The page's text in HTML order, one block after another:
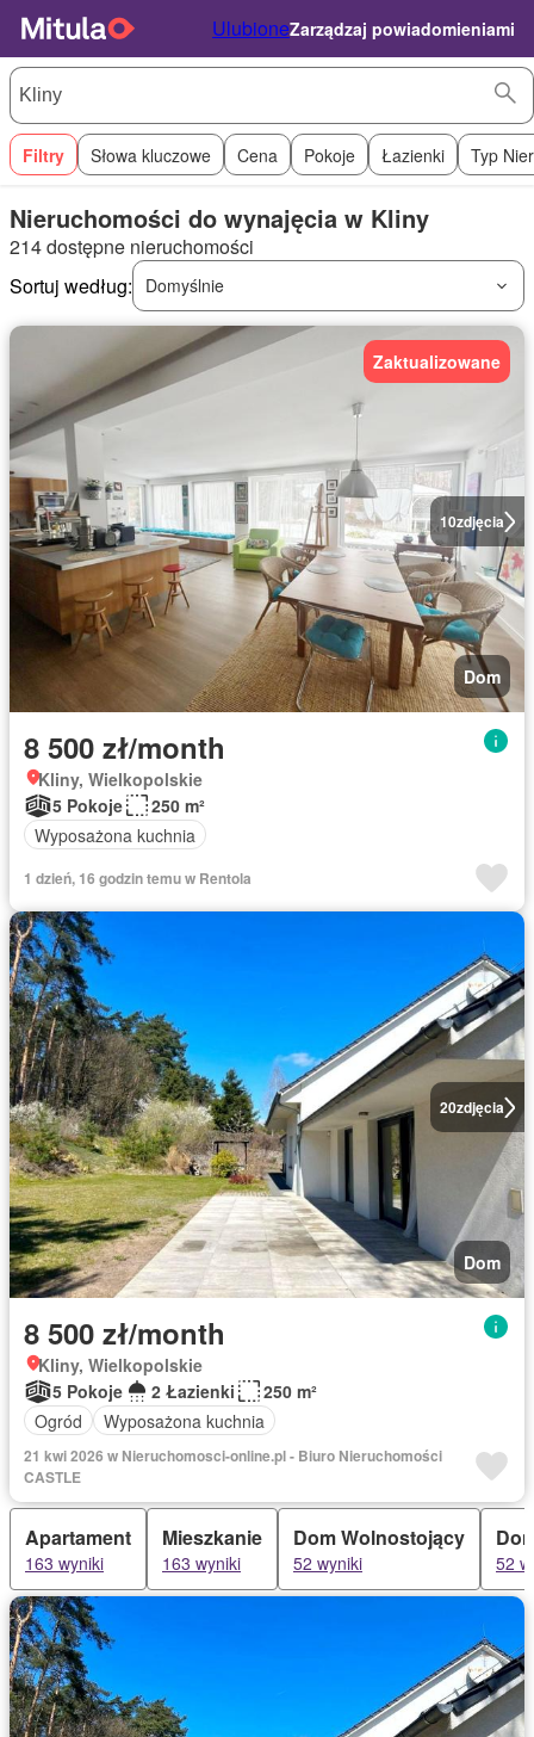
UlubioneZarządzaj powiadomieniami
Filtry Słowa kluczowe Cena Pokoje Łazienki Typ
Nieruchomości do wynajęcia w Kliny
214 dostępne nieruchomości
Sortuj według:
Domyślnie
10zdjęcia
Zaktualizowane
Dom
8 500 zł/month
Kliny, Wielkopolskie
5 Pokoje
250 m²
Wyposażona kuchnia
1 dzień, 16 godzin temu w Rentola
20zdjęcia
Dom
8 500 zł/month
Kliny, Wielkopolskie
5 Pokoje
2 Łazienki
250 m²
Ogród
Wyposażona kuchnia
21 kwi 2026 w Nieruchomosci-online.pl - Biuro Nieruchomości
CASTLE
Apartament
163 wyniki
Mieszkanie
163 wyniki
Dom Wolnostojący
52 wyniki 52